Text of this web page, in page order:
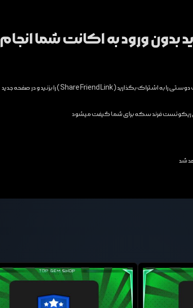
بدون ورود به اکانت شما انجام
(روش واریز سریع) داخل بازی پلاتو در قسمت دوستان پایین صفحه رو بعلاوه بزنید (+) لینک دوستی را به اشتراک بگذارید ( Share Friend Link ) را بزنید و در صفحه جدید
ریکوئست فرند سکه برای شما گیفت میشود
شد